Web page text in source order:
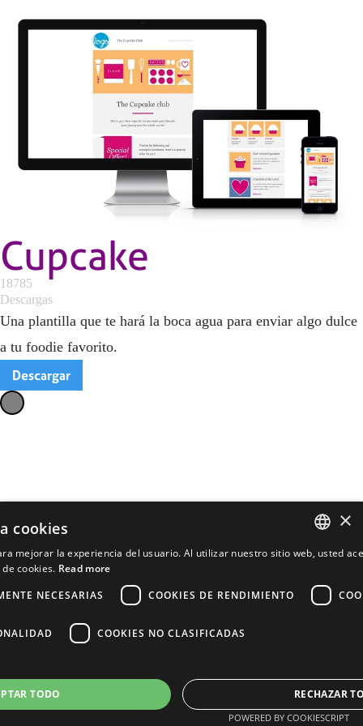
Cupcake
18785
Descargas
Una plantilla que te hará la boca agua para enviar algo dulce
a tu foodie favorito.
Descargar
FRENCH
×
cookies
mejorar la experiencia del usuario. Al utilizar nuestro sitio web, usted
cookies. Read more
NECESARIAS
COOKIES DE RENDIMIENTO
COOKIES NO CLASIFICADAS
TODO RECHAZAR
POWERED BY COOKIESCRIPT